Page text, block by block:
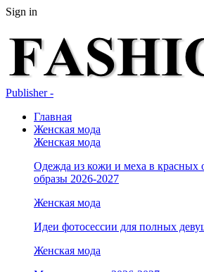
Sign in
Publisher -
Главная
Женская мода
Женская мода
Одежда из кожи и меха в красных
образы 2026-2027
Женская мода
Идеи фотосессии для полных
Женская мода